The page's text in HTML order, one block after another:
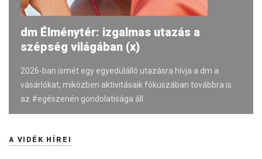
dm Élménytér: izgalmas utazás a
szépség világában (x)
2026-ban ismét egy egyedülálló utazásra hívja a dm a
vásárlókat, miközben aktivitásaik fókuszában továbbra is
az #egészenén gondolatisága áll.
A VIDÉK HÍREI